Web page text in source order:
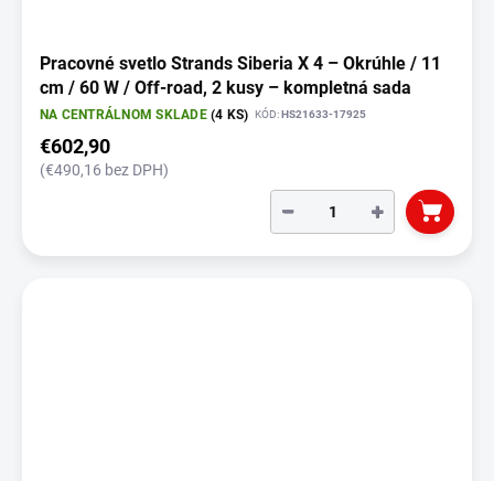
Pracovné svetlo Strands Siberia X 4 – Okrúhle / 11
cm / 60 W / Off-road, 2 kusy – kompletná sada
NA CENTRÁLNOM SKLADE(4 KS) KÓD:HS21633-17925
€602,90
(€490,16 bez DPH)
+
−